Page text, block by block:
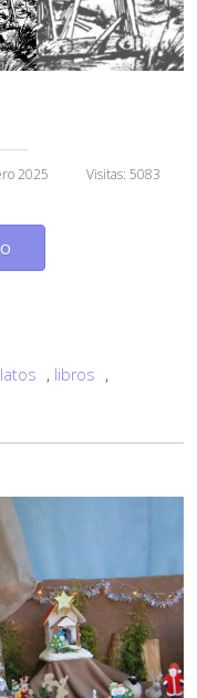
2025 Visitas: 5083
, libros ,